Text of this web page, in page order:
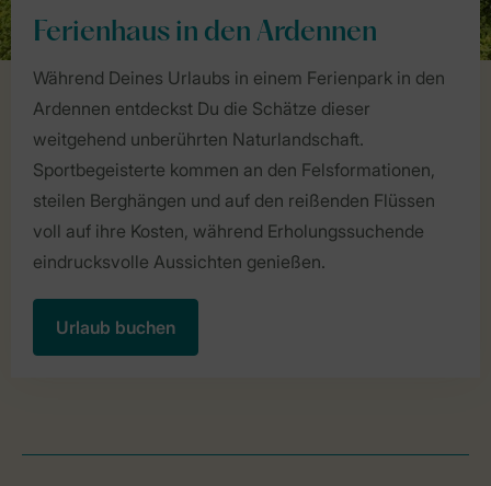
Ferienhaus in den Ardennen
Während Deines Urlaubs in einem Ferienpark in den
Ardennen entdeckst Du die Schätze dieser
weitgehend unberührten Naturlandschaft.
Sportbegeisterte kommen an den Felsformationen,
steilen Berghängen und auf den reißenden Flüssen
voll auf ihre Kosten, während Erholungssuchende
eindrucksvolle Aussichten genießen.
Urlaub buchen